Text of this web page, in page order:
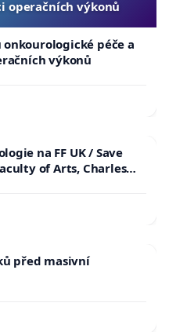
operačních výkonů
onkourologické péče a
výkonů
na FF UK / Save
of Arts, Charles
před masivní